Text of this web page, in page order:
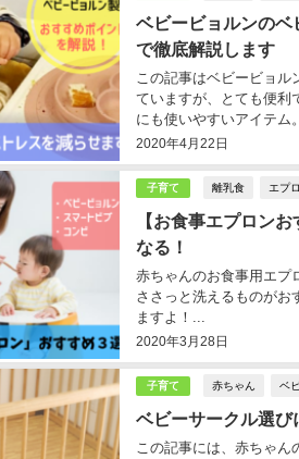
ベビービョルンのベ
で徹底解説します
2020年4月22日
この記事はベビービョル
ていますが、とても便利
にも使いやすいアイテム
うれしいです。...
子育て 離乳食 エプ
【お食事エプロン
なる！
2020年3月28日
赤ちゃんのお食事用エプ
ささっと洗えるものがお
ますよ！...
子育て 赤ちゃん ベ
ベビーサークル選び
この記事には、赤ちゃ